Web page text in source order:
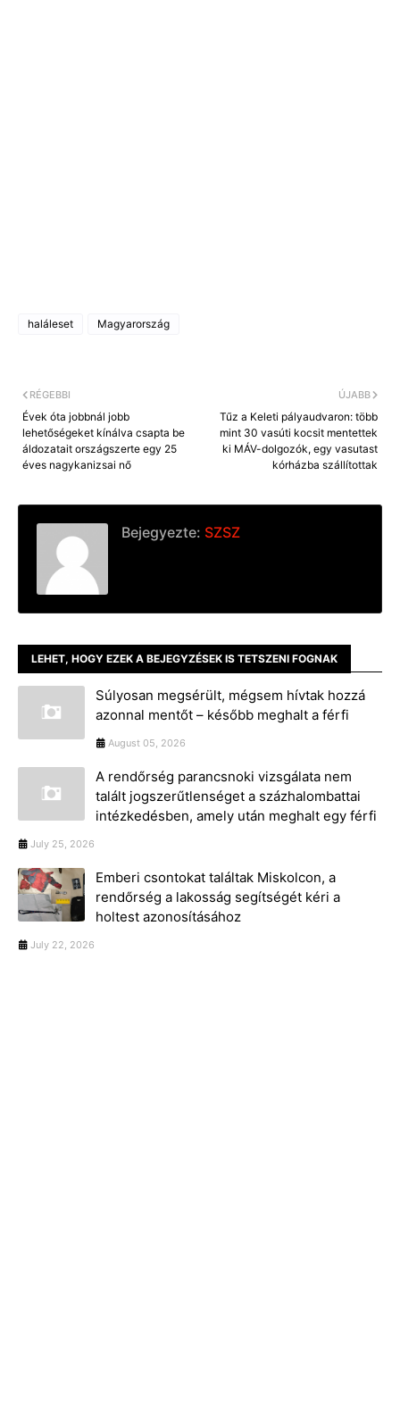
haláleset Magyarország
ÚJABB
Tűz a Keleti pályaudvaron: több
mint 30 vasúti kocsit mentettek
ki MÁV-dolgozók, egy vasutast
kórházba szállítottak
RÉGEBBI
Évek óta jobbnál jobb
lehetőségeket kínálva csapta be
áldozatait országszerte egy 25
éves nagykanizsai nő
Bejegyezte: SZSZ
LEHET, HOGY EZEK A BEJEGYZÉSEK IS TETSZENI FOGNAK
Súlyosan megsérült, mégsem hívtak hozzá
azonnal mentőt – később meghalt a férfi
August 05, 2026
A rendőrség parancsnoki vizsgálata nem
talált jogszerűtlenséget a százhalombattai
intézkedésben, amely után meghalt egy férfi
July 25, 2026
Emberi csontokat találtak Miskolcon, a
rendőrség a lakosság segítségét kéri a
holtest azonosításához
July 22, 2026